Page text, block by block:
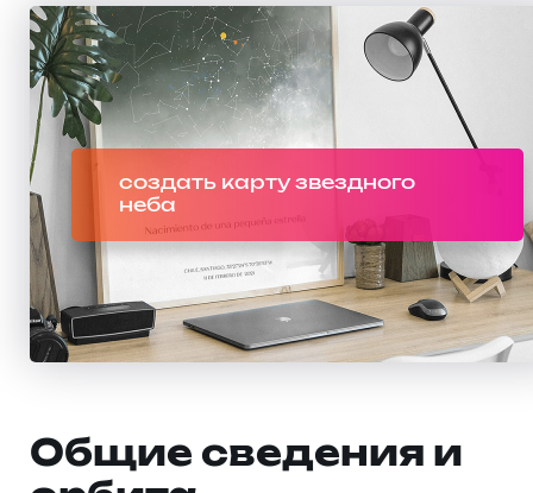
создать карту звездного
неба
Общие сведения и